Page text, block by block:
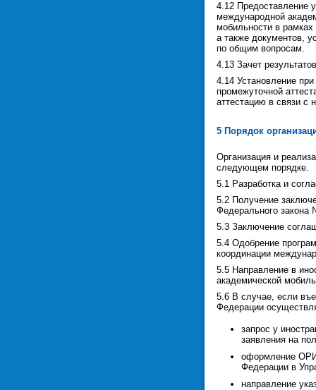
4.12 Предоставление
международной
мобильности в
а также документов,
по общим вопросам.
4.13 Зачет
4.14 Установление
промежуточной
аттестацию в связи с
5 Порядок
Организация и
следующем порядке.
5.1 Разработка и
5.2 Получение
Федерального
5.3 Заключение
5.4 Одобрение
координации
5.5 Направление в
академической
5.6 В случае, если
Федерации
запрос у
заявления на
оформление
Федерации в
направление